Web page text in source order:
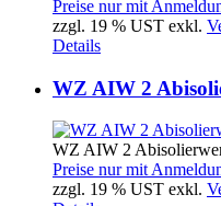
Preise nur mit
zzgl. 19 % UST exkl.
Details
WZ AIW 2
WZ AIW 2
Preise nur mit
zzgl. 19 % UST exkl.